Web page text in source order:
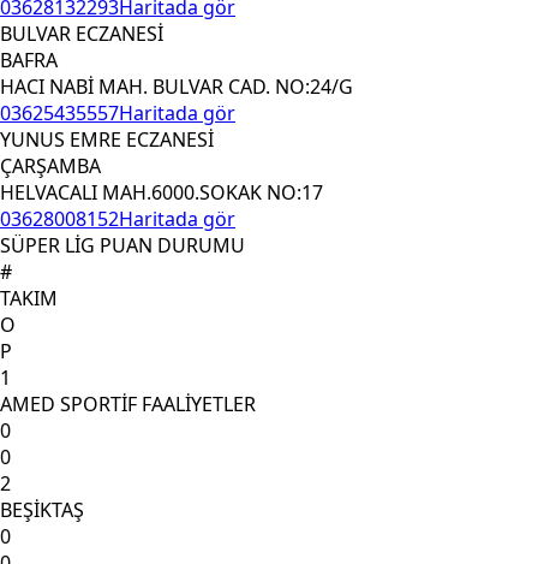
03628132293Haritada gör
BULVAR ECZANESİ
BAFRA
HACI NABİ MAH. BULVAR CAD. NO:24/G
03625435557Haritada gör
YUNUS EMRE ECZANESİ
ÇARŞAMBA
HELVACALI MAH.6000.SOKAK NO:17
03628008152Haritada gör
SÜPER LİG PUAN DURUMU
#
TAKIM
O
P
1
AMED SPORTİF FAALİYETLER
0
0
2
BEŞİKTAŞ
0